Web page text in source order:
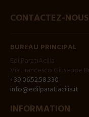
CONTACTEZ-NOUS
BUREAU PRINCIPAL
+39.06.52.58.330
info@edilparatiacilia.it
INFORMATION